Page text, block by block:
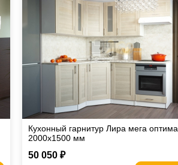
Кухонный гарнитур Лира мега оптима
2000х1500 мм
50 050 ₽